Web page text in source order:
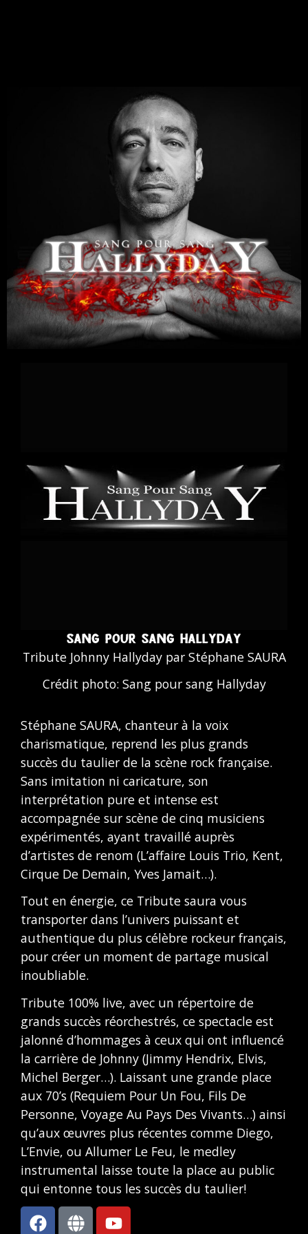
SANG POUR SANG HALLYDAY
Tribute Johnny Hallyday par Stéphane SAURA
Crédit photo: Sang pour sang Hallyday
Stéphane SAURA, chanteur à la voix
charismatique, reprend les plus grands
succès du taulier de la scène rock française.
Sans imitation ni caricature, son
interprétation pure et intense est
accompagnée sur scène de cinq musiciens
expérimentés, ayant travaillé auprès
d’artistes de renom (L’affaire Louis Trio, Kent,
Cirque De Demain, Yves Jamait…).
Tout en énergie, ce Tribute saura vous
transporter dans l’univers puissant et
authentique du plus célèbre rockeur français,
pour créer un moment de partage musical
inoubliable.
Tribute 100% live, avec un répertoire de
grands succès réorchestrés, ce spectacle est
jalonné d’hommages à ceux qui ont influencé
la carrière de Johnny (Jimmy Hendrix, Elvis,
Michel Berger…). Laissant une grande place
aux 70’s (Requiem Pour Un Fou, Fils De
Personne, Voyage Au Pays Des Vivants…) ainsi
qu’aux œuvres plus récentes comme Diego,
L’Envie, ou Allumer Le Feu, le medley
instrumental laisse toute la place au public
qui entonne tous les succès du taulier!
F G Y